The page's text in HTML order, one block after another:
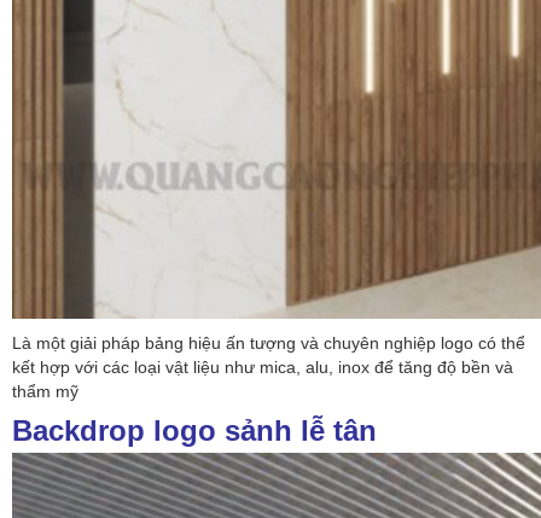
Là một giải pháp bảng hiệu ấn tượng và chuyên nghiệp logo có thể
kết hợp với các loại vật liệu như mica, alu, inox để tăng độ bền và
thẩm mỹ
Backdrop logo sảnh lễ tân